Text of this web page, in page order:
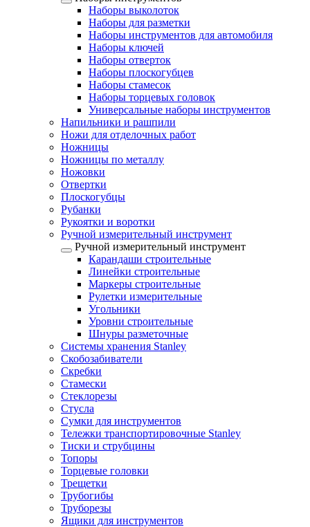
Наборы выколоток
Наборы для разметки
Наборы инструментов для автомобиля
Наборы ключей
Наборы отверток
Наборы плоскогубцев
Наборы стамесок
Наборы торцевых головок
Универсальные наборы инструментов
Напильники и рашпили
Ножи для отделочных работ
Ножницы
Ножницы по металлу
Ножовки
Отвертки
Плоскогубцы
Рубанки
Рукоятки и воротки
Ручной измерительный инструмент
Ручной измерительный инструмент
Карандаши строительные
Линейки строительные
Маркеры строительные
Рулетки измерительные
Угольники
Уровни строительные
Шнуры разметочные
Системы хранения Stanley
Скобозабиватели
Скребки
Стамески
Стеклорезы
Стусла
Сумки для инструментов
Тележки транспортировочные Stanley
Тиски и струбцины
Топоры
Торцевые головки
Трещетки
Трубогибы
Труборезы
Ящики для инструментов